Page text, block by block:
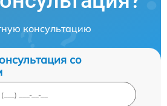
консультацию
со